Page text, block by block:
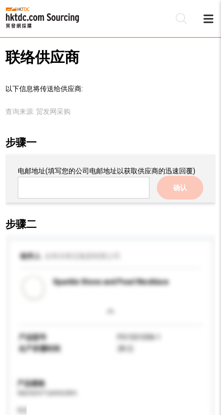
联络供应商
以下信息将传送给供应商:
查询来源: 贸发网采购
步骤一
电邮地址(填写您的公司电邮地址以获取供应商的迅速回覆)
确认
步骤二
收件人
Sparkle Stone and Pearl Necklace
产品型号
PS150105N-1
生产所需时间
28 日
产品规格